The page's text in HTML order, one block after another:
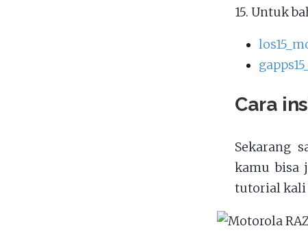
15. Untuk
Cara
Sekarang
kamu bisa
tutorial kali